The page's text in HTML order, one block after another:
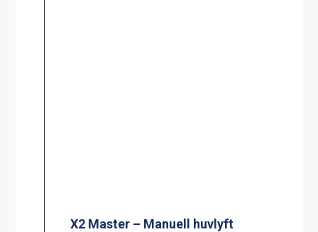
X2 Master – Manuell huvlyft